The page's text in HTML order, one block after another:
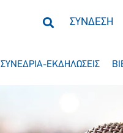
ΣΥΝΔΕΣΗ
ΣΥΝΕΔΡΙΑ-ΕΚΔΗΛΩΣΕΙΣ